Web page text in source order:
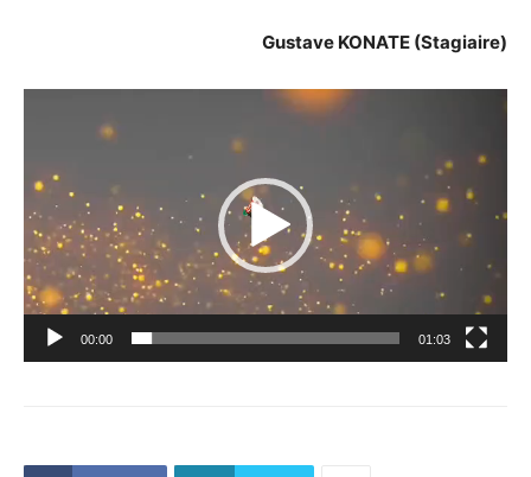
Gustave KONATE (Stagiaire)
Lecteur
00:00 01:03